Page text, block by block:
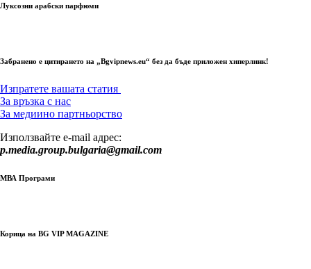
Луксозни арабски парфюми
Забранено е цитирането на „Bgvipnews.eu“ без да бъде приложен хиперлинк!
Изпратете вашата статия
За връзка с нас
За медиино партньорство
Използвайте e-mail адрес:
p.media.group.bulgaria@gmail.com
МВА Програми
Корица на BG VIP MAGAZINE